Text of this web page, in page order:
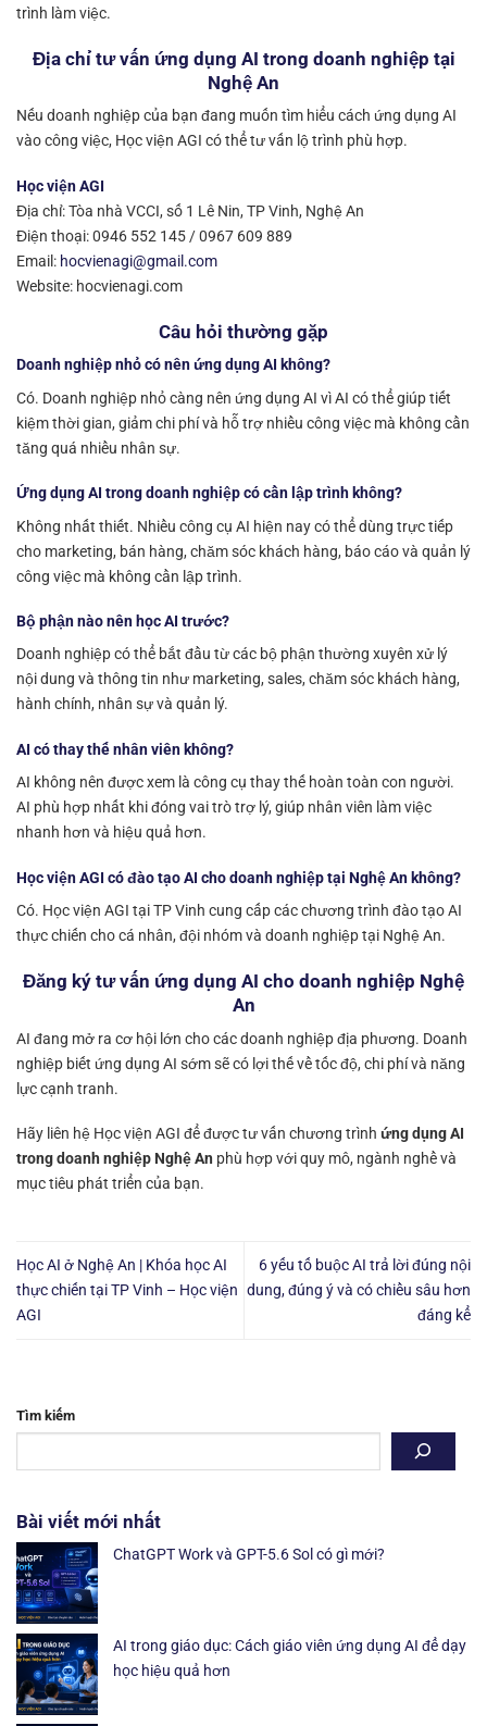
trình làm việc.
Địa chỉ tư vấn ứng dụng AI trong doanh nghiệp tại
Nghệ An
Nếu doanh nghiệp của bạn đang muốn tìm hiểu cách ứng dụng AI
vào công việc, Học viện AGI có thể tư vấn lộ trình phù hợp.
Học viện AGI
Địa chỉ: Tòa nhà VCCI, số 1 Lê Nin, TP Vinh, Nghệ An
Điện thoại: 0946 552 145 / 0967 609 889
Email: hocvienagi@gmail.com
Website: hocvienagi.com
Câu hỏi thường gặp
Doanh nghiệp nhỏ có nên ứng dụng AI không?
Có. Doanh nghiệp nhỏ càng nên ứng dụng AI vì AI có thể giúp tiết
kiệm thời gian, giảm chi phí và hỗ trợ nhiều công việc mà không cần
tăng quá nhiều nhân sự.
Ứng dụng AI trong doanh nghiệp có cần lập trình không?
Không nhất thiết. Nhiều công cụ AI hiện nay có thể dùng trực tiếp
cho marketing, bán hàng, chăm sóc khách hàng, báo cáo và quản lý
công việc mà không cần lập trình.
Bộ phận nào nên học AI trước?
Doanh nghiệp có thể bắt đầu từ các bộ phận thường xuyên xử lý
nội dung và thông tin như marketing, sales, chăm sóc khách hàng,
hành chính, nhân sự và quản lý.
AI có thay thế nhân viên không?
AI không nên được xem là công cụ thay thế hoàn toàn con người.
AI phù hợp nhất khi đóng vai trò trợ lý, giúp nhân viên làm việc
nhanh hơn và hiệu quả hơn.
Học viện AGI có đào tạo AI cho doanh nghiệp tại Nghệ An không?
Có. Học viện AGI tại TP Vinh cung cấp các chương trình đào tạo AI
thực chiến cho cá nhân, đội nhóm và doanh nghiệp tại Nghệ An.
Đăng ký tư vấn ứng dụng AI cho doanh nghiệp Nghệ
An
AI đang mở ra cơ hội lớn cho các doanh nghiệp địa phương. Doanh
nghiệp biết ứng dụng AI sớm sẽ có lợi thế về tốc độ, chi phí và năng
lực cạnh tranh.
Hãy liên hệ Học viện AGI để được tư vấn chương trình ứng dụng AI
trong doanh nghiệp Nghệ An phù hợp với quy mô, ngành nghề và
mục tiêu phát triển của bạn.
Học AI ở Nghệ An | Khóa học AI
thực chiến tại TP Vinh – Học viện
AGI
6 yếu tố buộc AI trả lời đúng nội
dung, đúng ý và có chiều sâu hơn
đáng kể
Tìm kiếm
Bài viết mới nhất
ChatGPT Work và GPT-5.6 Sol có gì mới?
AI trong giáo dục: Cách giáo viên ứng dụng AI để dạy
học hiệu quả hơn